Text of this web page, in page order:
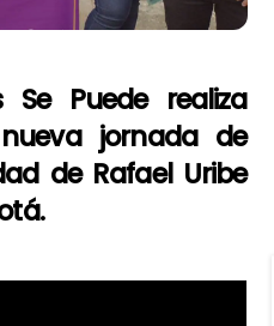
Se Puede realiza
jornada de
de Rafael Uribe